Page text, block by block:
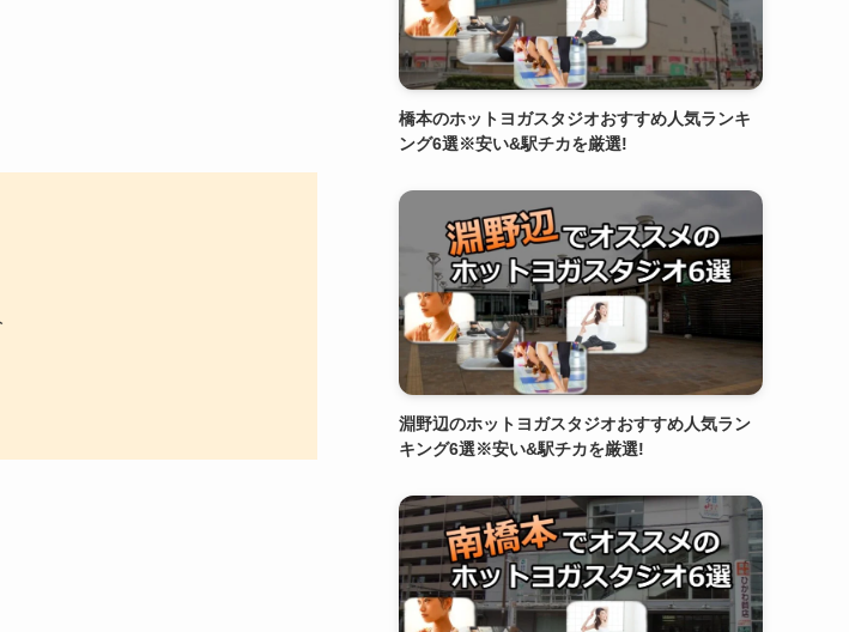
橋本のホットヨガスタジオおすすめ人気ランキ
ング6選※安い&駅チカを厳選!
淵野辺のホットヨガスタジオおすすめ人気ラン
キング6選※安い&駅チカを厳選!